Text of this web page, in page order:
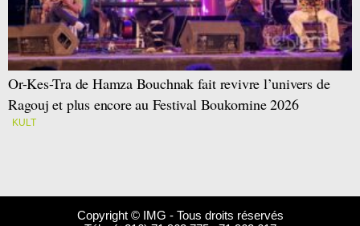
Or-Kes-Tra de Hamza Bouchnak fait revivre l’univers de
Ragouj et plus encore au Festival Boukornine 2026
KULT
Copyright © IMG - Tous droits réservés